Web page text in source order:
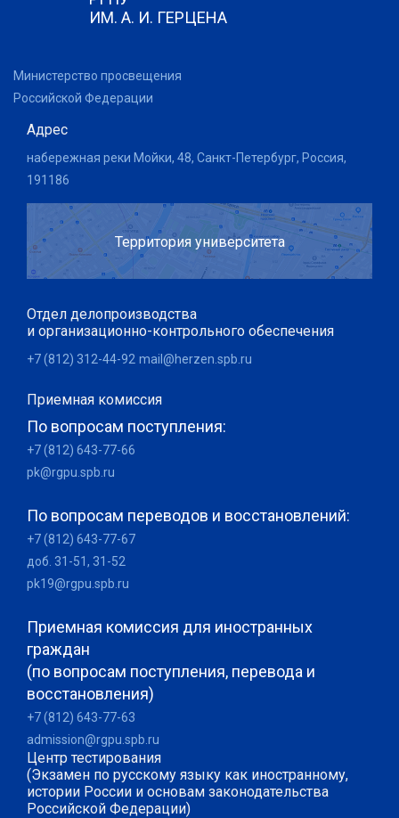
ИМ. А. И. ГЕРЦЕНА
Министерство просвещения
Российской Федерации
Адрес
набережная реки Мойки, 48, Санкт-Петербург, Россия,
191186
Территория университета
Отдел делопроизводства
и организационно-контрольного обеспечения
+7 (812) 312-44-92 mail@herzen.spb.ru
Приемная комиссия
По вопросам поступления:
+7 (812) 643-77-66
pk@rgpu.spb.ru
По вопросам переводов и восстановлений:
+7 (812) 643-77-67
доб. 31-51, 31-52
pk19@rgpu.spb.ru
Приемная комиссия для иностранных
граждан
(по вопросам поступления, перевода и
восстановления)
+7 (812) 643-77-63
admission@rgpu.spb.ru
Центр тестирования
(Экзамен по русскому языку как иностранному,
истории России и основам законодательства
Российской Федерации)